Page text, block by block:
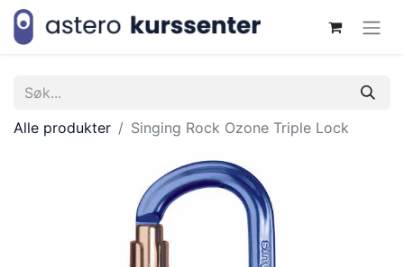
Alle produkter Singing Rock Ozone Triple Lock